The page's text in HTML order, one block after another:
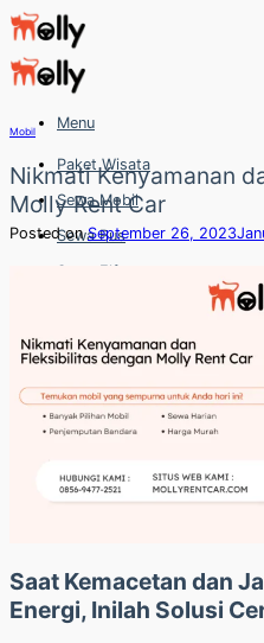
Skip
to
content
Menu
Paket Wisata
Sewa Mobil
Sewa Bus
Sewa Elf
Hubungi
Mobil
Nikmati Kenyamanan
Molly Rent Car
Posted onSeptember 26, 2023
Saat Kemacetan dan
Energi, Inilah Solusi